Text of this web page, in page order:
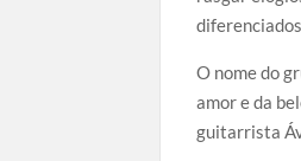
O nome do
amor e da
guitarrista